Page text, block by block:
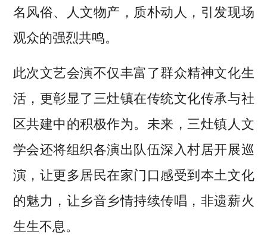
名风俗、人文物产，质朴动人，引发现场
观众的强烈共鸣。
此次文艺会演不仅丰富了群众精神文化生
活，更彰显了三灶镇在传统文化传承与社
区共建中的积极作为。未来，三灶镇人文
学会还将组织各演出队伍深入村居开展巡
演，让更多居民在家门口感受到本土文化
的魅力，让乡音乡情持续传唱，非遗薪火
生生不息。